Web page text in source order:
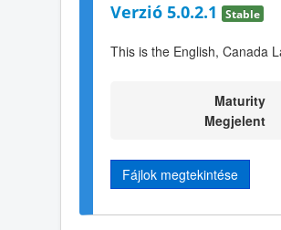
Verzió 5.0.2.1 Stable
This is the English, Canada
Maturity
Megjelent
Fájlok megtekintése